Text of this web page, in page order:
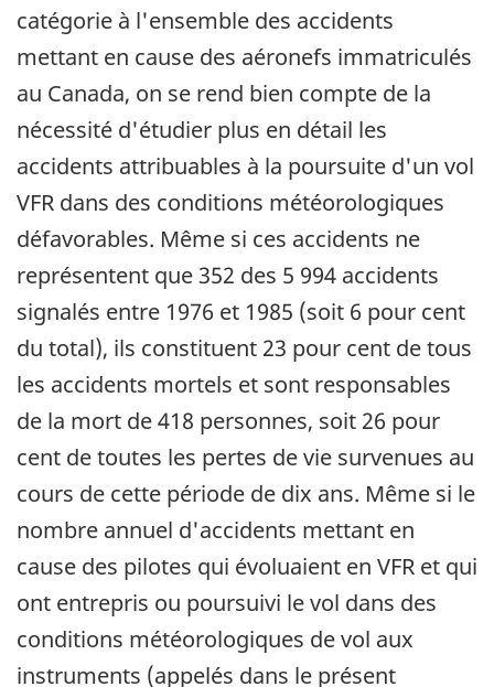
catégorie à l'ensemble des accidents
mettant en cause des aéronefs immatriculés
au Canada, on se rend bien compte de la
nécessité d'étudier plus en détail les
accidents attribuables à la poursuite d'un vol
VFR dans des conditions météorologiques
défavorables. Même si ces accidents ne
représentent que 352 des 5 994 accidents
signalés entre 1976 et 1985 (soit 6 pour cent
du total), ils constituent 23 pour cent de tous
les accidents mortels et sont responsables
de la mort de 418 personnes, soit 26 pour
cent de toutes les pertes de vie survenues au
cours de cette période de dix ans. Même si le
nombre annuel d'accidents mettant en
cause des pilotes qui évoluaient en VFR et qui
ont entrepris ou poursuivi le vol dans des
conditions météorologiques de vol aux
instruments (appelés dans le présent